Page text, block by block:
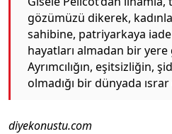
gözümüzü dikerek,
sahibine, patriyarkaya
hayatları almadan bir
Ayrımcılığın, eşitsizliğin,
olmadığı bir dünyada
diyekonustu.com